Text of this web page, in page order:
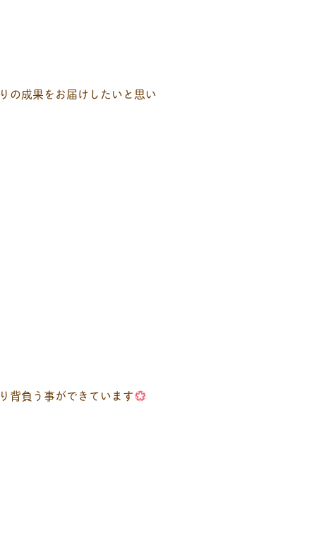
の成果をお届けしたいと思い
背負う事ができています